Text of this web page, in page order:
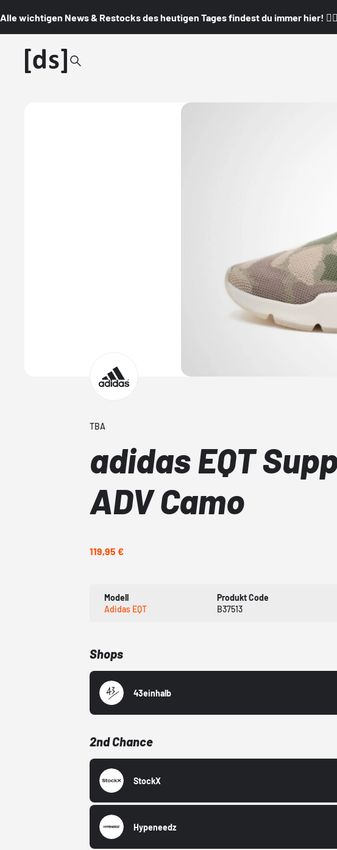
Alle wichtigen News & Restocks des heutigen Tages findest du immer hier!
TBA
adidas EQT
ADV Camo
119,95 €
Modell
Adidas EQT
Produkt Code
B37513
Shops
43einhalb
2nd Chance
StockX
Hypeneedz